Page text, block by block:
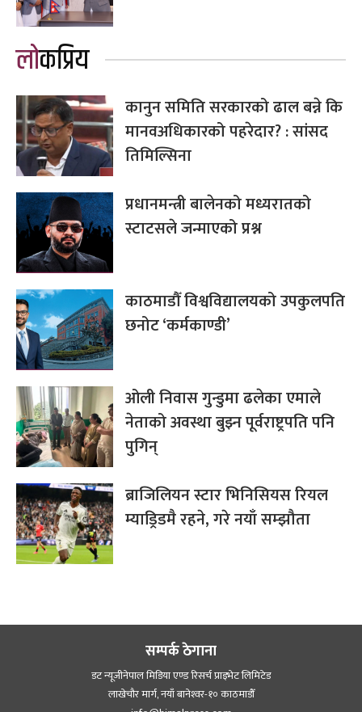
लोकप्रिय
कानुन समिति सरकारको ढाल बन्ने कि
मानवअधिकारको पहरेदार? : सांसद
तिमिल्सिना
प्रधानमन्त्री बालेनको मध्यरातको
स्टाटसले जन्माएको प्रश्न
काठमाडौँ विश्वविद्यालयको उपकुलपति
छनोट ‘कर्मकाण्डी’
ओली निवास गुन्डुमा ढलेका एमाले
नेताको अवस्था बुझ्न पूर्वराष्ट्रपति पनि
पुगिन्
ब्राजिलियन स्टार भिनिसियस रियल
म्याड्रिडमै रहने, गरे नयाँ सम्झौता
सम्पर्क ठेगाना
डट न्यूजीनेपाल मिडिया एण्ड रिसर्च प्राइभेट लिमिटेड
लाखेचौर मार्ग, नयाँ बानेश्‍वर-१० काठमाडौँ